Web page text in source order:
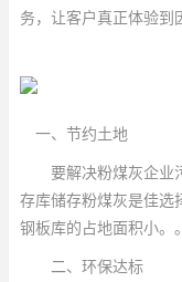
务，让客户真正体验到
一、节约土地
要解决粉煤灰企业污
存库储存粉煤灰是佳选
钢板库的占地面积小。。
二、环保达标